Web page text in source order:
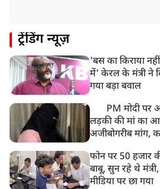
भारी हंगामे के बीच संसद की कार्यवाही
9:38 AM
झारखंड: JPSC परीक्षा धांधली मामले में
अबतक 19 अरेस्ट
ट्रेंडिंग न्यूज़
'बस का किराया
में' केरल के मंत्री ने
गया बड़ा बवाल
PM मोदी पर
लड़की की मां का
अजीबोगरीब मांग,
फोन पर 50 हजार
बाबू, सुन रहे थे
मीडिया पर छा गया